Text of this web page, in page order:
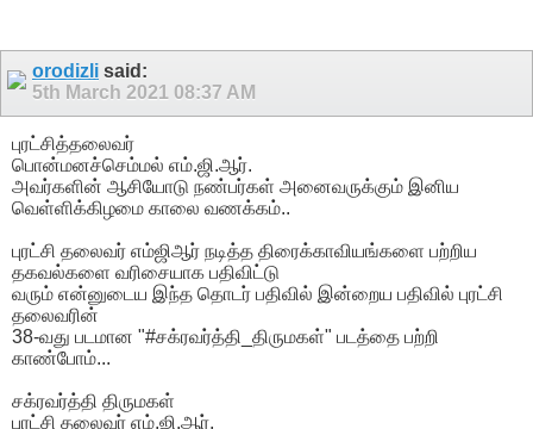
orodizli said:
5th March 2021 08:37 AM
புரட்சித்தலைவர்
பொன்மனச்செம்மல் எம்.ஜி.ஆர்.
அவர்களின் ஆசியோடு நண்பர்கள் அனைவருக்கும் இனிய
வெள்ளிக்கிழமை காலை வணக்கம்..
புரட்சி தலைவர் எம்ஜிஆர் நடித்த திரைக்காவியங்களை பற்றிய
தகவல்களை வரிசையாக பதிவிட்டு
வரும் என்னுடைய இந்த தொடர் பதிவில் இன்றைய பதிவில் புரட்சி
தலைவரின்
38-வது படமான "#சக்ரவர்த்தி_திருமகள்" படத்தை பற்றி
காண்போம்...
சக்ரவர்த்தி திருமகள்
புரட்சி தலைவர் எம்.ஜி.ஆர்,